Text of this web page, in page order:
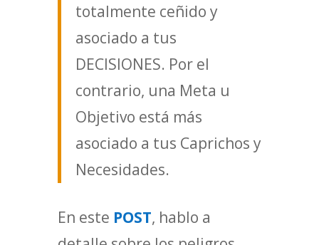
totalmente ceñido y
asociado a tus
DECISIONES. Por el
contrario, una Meta u
Objetivo está más
asociado a tus Caprichos y
Necesidades.
En este POST, hablo a